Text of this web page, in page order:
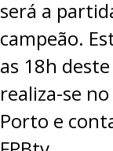
LIGA
LIGA
será a
campeão.
as 18h
realiza-se
Porto e